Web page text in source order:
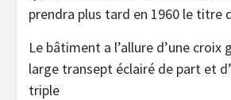
prendra plus tard en 1960 le titre
Le bâtiment a l’allure d’une croix
large transept éclairé de part et
triple